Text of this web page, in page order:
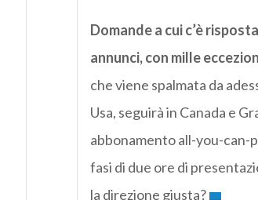
Domande a cui c’è
annunci, con mille
che viene spalmata da
Usa, seguirà in Canada e
abbonamento all-you-can-
fasi di due ore di
la direzione giusta?